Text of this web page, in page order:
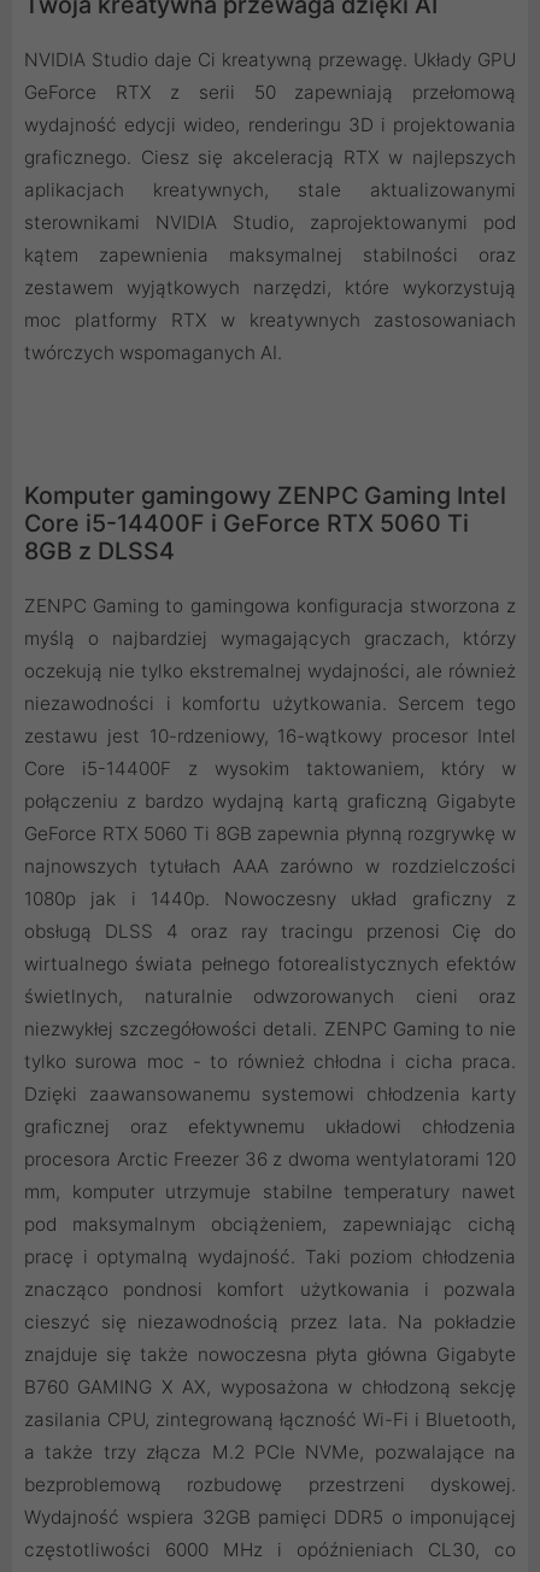
NVIDIA Studio daje Ci kreatywną przewagę. Układy GPU
GeForce RTX z serii 50 zapewniają przełomową
wydajność edycji wideo, renderingu 3D i projektowania
graficznego. Ciesz się akceleracją RTX w najlepszych
aplikacjach kreatywnych, stale aktualizowanymi
sterownikami NVIDIA Studio, zaprojektowanymi pod
kątem zapewnienia maksymalnej stabilności oraz
zestawem wyjątkowych narzędzi, które wykorzystują
moc platformy RTX w kreatywnych zastosowaniach
twórczych wspomaganych AI.
Komputer gamingowy ZENPC Gaming Intel
Core i5-14400F i GeForce RTX 5060 Ti
8GB z DLSS4
ZENPC Gaming to gamingowa konfiguracja stworzona z
myślą o najbardziej wymagających graczach, którzy
oczekują nie tylko ekstremalnej wydajności, ale również
niezawodności i komfortu użytkowania. Sercem tego
zestawu jest 10-rdzeniowy, 16-wątkowy procesor Intel
Core i5-14400F z wysokim taktowaniem, który w
połączeniu z bardzo wydajną kartą graficzną Gigabyte
GeForce RTX 5060 Ti 8GB zapewnia płynną rozgrywkę w
najnowszych tytułach AAA zarówno w rozdzielczości
1080p jak i 1440p. Nowoczesny układ graficzny z
obsługą DLSS 4 oraz ray tracingu przenosi Cię do
wirtualnego świata pełnego fotorealistycznych efektów
świetlnych, naturalnie odwzorowanych cieni oraz
niezwykłej szczegółowości detali. ZENPC Gaming to nie
tylko surowa moc - to również chłodna i cicha praca.
Dzięki zaawansowanemu systemowi chłodzenia karty
graficznej oraz efektywnemu układowi chłodzenia
procesora Arctic Freezer 36 z dwoma wentylatorami 120
mm, komputer utrzymuje stabilne temperatury nawet
pod maksymalnym obciążeniem, zapewniając cichą
pracę i optymalną wydajność. Taki poziom chłodzenia
znacząco pondnosi komfort użytkowania i pozwala
cieszyć się niezawodnością przez lata. Na pokładzie
znajduje się także nowoczesna płyta główna Gigabyte
B760 GAMING X AX, wyposażona w chłodzoną sekcję
zasilania CPU, zintegrowaną łączność Wi-Fi i Bluetooth,
a także trzy złącza M.2 PCIe NVMe, pozwalające na
bezproblemową rozbudowę przestrzeni dyskowej.
Wydajność wspiera 32GB pamięci DDR5 o imponującej
częstotliwości 6000 MHz i opóźnieniach CL30, co